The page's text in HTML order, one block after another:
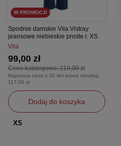
W PROMOCJI
Spodnie damskie Vila Vistray
jeansowe niebieskie proste r. XS
Vila
Cena katalogowa:219,00 zł
99,00 zł
Najniższa cena z 30 dni przed obniżką:
117,00 zł
Dodaj do koszyka
XS